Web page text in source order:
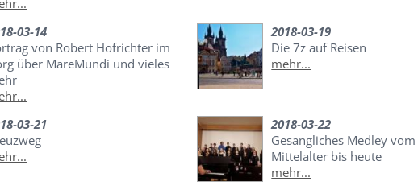
03-14
von Robert Hofrichter im
über MareMundi und vieles
2018-03-19
Die 7z auf Reisen
mehr...
03-21
2018-03-22
Gesangliches Medley vom
Mittelalter bis heute
mehr...